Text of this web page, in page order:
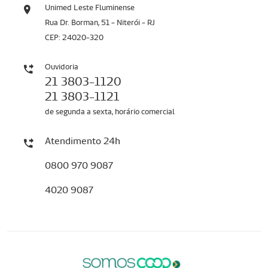
Unimed Leste Fluminense
Rua Dr. Borman, 51 - Niterói - RJ
CEP: 24020-320
Ouvidoria
21 3803-1120
21 3803-1121
de segunda a sexta, horário comercial
Atendimento 24h
0800 970 9087
4020 9087